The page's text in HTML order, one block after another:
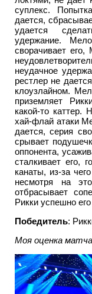
суплекс.
дается,
удается
удержание.
сворачивает его,
неудачное
рестлер не
клоузлайном.
приземляет
какой-то каттер.
хай-флай атаки
дается, серия
срывает
оппонента,
сталкивает его,
канаты, из-за
несмотря на
отбрасывает
Рикки успешно
Победитель:
Моя оценка